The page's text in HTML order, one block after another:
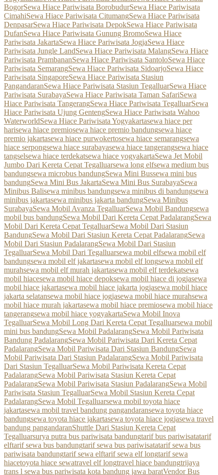
BogorSewa Hiace Pariwisata BorobudurSewa Hiace Pariwisata
CimahiSewa Hiace Pariwisata CitumangSewa Hiace Pariwisata
DenpasarSewa Hiace Pariwisata DepokSewa Hiace Pariwisata
DufanSewa Hiace Pariwisata Gunung BromoSewa Hiace
Pariwisata JakartaSewa Hiace Pariwisata JogjaSewa Hiace
Pariwisata Jungle LandSewa Hiace Pariwisata MalangSewa Hiace
Pariwisata PrambananSewa Hiace Pariwisata SantoloSewa Hiace
Pariwisata SemarangSewa Hiace Pariwisata SidoarjoSewa Hiace
Pariwisata SingaporeSewa Hiace Pariwisata Stasiun
PangandaranSewa Hiace Pariwisata Stasiun TegalluarSewa Hiace
Pariwisata SurabayaSewa Hiace Pariwisata Taman SafariSewa
Hiace Pariwisata TangerangSewa Hiace Pariwisata TegalluarSewa
Hiace Pariwisata Ujung GentengSewa Hiace Pariwisata Wahoo
WaterworldSewa Hiace Pariwisata Yogyakartasewa hiace per
harisewa hiace premiosewa hiace premio bandungsewa hiace
premio jakartasewa hiace purwokertosewa hiace semarangsewa
hiace serpongsewa hiace surabayasewa hiace tangerangsewa hiace
tangselsewa hiace terdekatsewa hiace yogyakartaSewa Jet Mobil
Jumbo Dari Kereta Cepat Tegalluarsewa long elfsewa medium bus
bandungsewa microbus bandungSewa Mini Bussewa mini bus
bandungSewa Mini Bus JakartaSewa Mini Bus SurabayaSewa
Minibus Balisewa minibus bandungsewa minibus di bandungsewa
minibus jakartasewa minibus jakarta bandungSewa Minibus
SurabayaSewa Mobil Avanza TegalluarSewa Mobil Bandungsewa
mobil bus bandungSewa Mobil Dari Kereta Cepat PadalarangSewa
Mobil Dari Kereta Cepat TegalluarSewa Mobil Dari Stasiun
BandungSewa Mobil Dari Stasiun Kereta Cepat PadalarangSewa
Mobil Dari Stasiun PadalarangSewa Mobil Dari Stasiun
TegalluarSewa Mobil Dari Tegalluarsewa mobil elfsewa mobil elf
bandungsewa mobil elf jakartasewa mobil elf longsewa mobil elf
murahsewa mobil elf murah jakartasewa mobil elf terdekatsewa
mobil hiacesewa mobil hiace depoksewa mobil hiace di jogjasewa
mobil hiace jakartasewa mobil hiace jakarta jogjasewa mobil hiace
jakarta selatansewa mobil hiace jogjasewa mobil hiace murahsewa
mobil hiace murah jakartasewa mobil hiace premiosewa mobil hiace
tangerangsewa mobil hiace yogyakartaSewa Mobil Inova
TegalluarSewa Mobil Long Dari Kereta Cepat Tegalluarsewa mobil
mini bus bandungSewa Mobil PadalarangSewa Mobil Pariwisata
Bandung PadalarangSewa Mobil Pariwisata Dari Kereta Cepat
PadalarangSewa Mobil Pariwisata Dari Stasiun BandungSewa
Mobil Pariwisata Dari Stasiun PadalarangSewa Mobil Pariwisata
Dari Stasiun TegalluarSewa Mobil Pariwisata Kereta Cepat
PadalarangSewa Mobil Pariwisata Stasiun Kereta Cepat
PadalarangSewa Mobil Pariwisata Stasiun PadalarangSewa Mobil
Pariwisata Stasiun TegalluarSewa Mobil Stasiun Kereta Cepat
PadalarangSewa Mobil Tegalluarsewa mobil toyota hiace
jakartasewa mobil travel bandung pangandaransewa toyota hiace
bandungsewa toyota hiace jakartasewa toyota hiace jogjasewa travel
bandung pangandaranShuttle Dari Stasiun Kereta Cepat
Tegalluarsurya putra bus pariwisata bandungtarif bus pariwisatatarif
elftarif sewa bus bandungtarif sewa bus pariwisatatarif sewa bus
pariwisata bandungtarif sewa elftarif sewa elf longtarif sewa
hiacetoyota hiace sewatravel elf longtravel hiace bandungtrijaya
trans l sewa bus pariwisata kota bandung jawa baratVendor Bus